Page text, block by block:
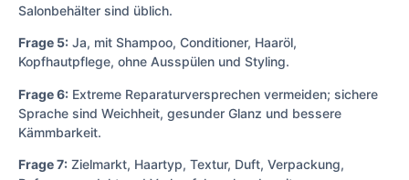
Salonbehälter sind üblich.
Frage 5: Ja, mit Shampoo, Conditioner, Haaröl,
Kopfhautpflege, ohne Ausspülen und Styling.
Frage 6: Extreme Reparaturversprechen vermeiden; sichere
Sprache sind Weichheit, gesunder Glanz und bessere
Kämmbarkeit.
Frage 7: Zielmarkt, Haartyp, Textur, Duft, Verpackung,